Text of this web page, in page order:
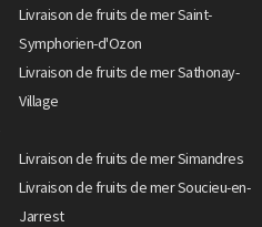
Livraison de fruits de mer Saint-
Symphorien-d'Ozon
Livraison de fruits de mer Sathonay-
Village
Livraison de fruits de mer Simandres
Livraison de fruits de mer Soucieu-en-
Jarrest